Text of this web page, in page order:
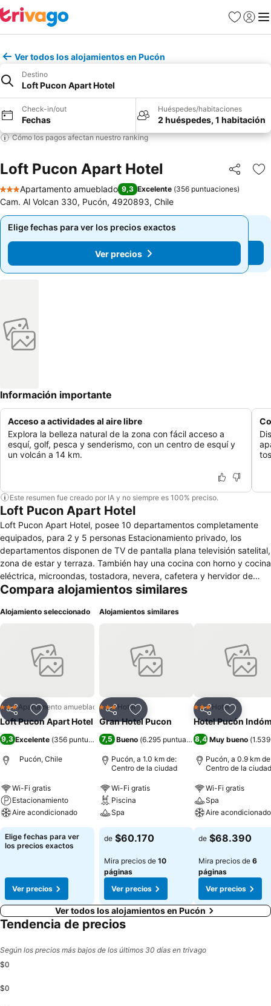
Favoritos
Iniciar
Ver todos los alojamientos en Pucón
Destino
Loft Pucon Apart Hotel
Check-in/out
Fechas
Huéspedes/habitaciones
2 huéspedes, 1 habitación
Cómo los pagos afectan nuestro ranking
Loft Pucon Apart Hotel Compartir
3 Estrellas
Apartamento amueblado 9,3 Excelente (356 puntuaciones)
Cam. Al Volcan 330, Pucón, 4920893, Chile
Elige fechas para ver los precios exactos
Ver precios
Elige fechas para ver los precios exactos
Ver precios
Información importante
Acceso a actividades al aire libre
Explora la belleza natural de la zona con fácil acceso a
esquí, golf, pesca y senderismo, con un centro de esquí y
un volcán a 14 km.
Este resumen fue creado por IA y no siempre es 100% preciso.
Loft Pucon Apart Hotel
Loft Pucon Apart Hotel, posee 10 departamentos completamente
equipados, para 2 y 5 personas Estacionamiento privado, los
departamentos disponen de TV de pantalla plana televisión satelital,
zona de estar y terraza. También hay una cocina con horno y cocina
eléctrica, microondas, tostadora, nevera, cafetera y hervidor de
agua. Los departamentos incluyen baño privado con ducha y
Calefacion. Loft Pucon se encuentra a solo 500 metros del centro
cocina y el estar, en la segunda los dormitorios y el baño.
Compara alojamientos similares
Alojamiento seleccionado
CompartirAgregar a favoritos
3 EstrellasApartamento amueblado
Loft Pucon Apart Hotel
9,3Excelente (356 puntuaciones)
Pucón, Chile
Wi-Fi gratis
Estacionamiento
Aire acondicionado
Elige fechas para ver
los precios exactos
Ver precios
Alojamientos similares
CompartirAgregar a favoritos
3 Estrellas
Hotel
Gran Hotel Pucon
7,5 Bueno (6.295 puntuaciones )
Pucón, a 1.0 km de:
Centro de la ciudad
Wi-Fi gratis
Piscina
Spa
de $60.170
Mira precios de 10
páginas
Ver precios
CompartirAgregar
3 Estrellas
Hotel
Hotel Pucón
8,4 Muy bueno (
Pucón, a 0.9 km
Centro de la ciudad
Wi-Fi gratis
Spa
Aire acondicionado
de $68.390
Mira precios de 6
páginas
Ver precios
Ver todos los alojamientos en Pucón
Tendencia de precios
Según los precios más bajos de los últimos 30 días en trivago
$0
$0